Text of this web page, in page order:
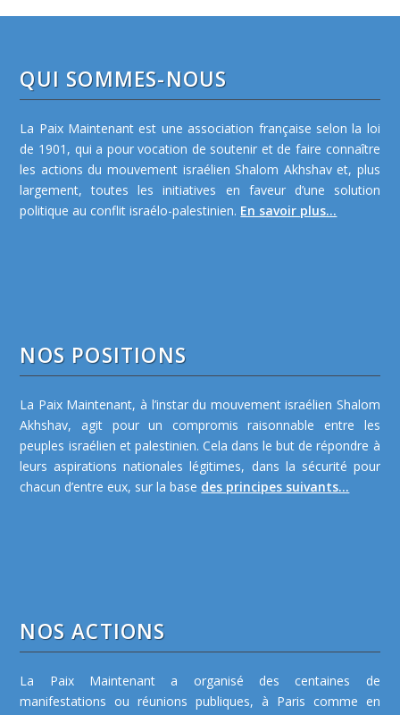
QUI SOMMES-NOUS
La Paix Maintenant est une association française selon la loi
de 1901, qui a pour vocation de soutenir et de faire connaître
les actions du mouvement israélien Shalom Akhshav et, plus
largement, toutes les initiatives en faveur d’une solution
politique au conflit israélo-palestinien. En savoir plus...
NOS POSITIONS
La Paix Maintenant, à l’instar du mouvement israélien Shalom
Akhshav, agit pour un compromis raisonnable entre les
peuples israélien et palestinien. Cela dans le but de répondre à
leurs aspirations nationales légitimes, dans la sécurité pour
chacun d’entre eux, sur la base des principes suivants...
NOS ACTIONS
La Paix Maintenant a organisé des centaines de
manifestations ou réunions publiques, à Paris comme en